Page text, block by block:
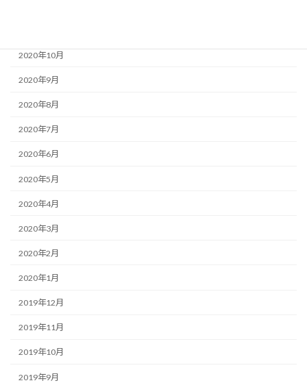
2020年10月
2020年9月
2020年8月
2020年7月
2020年6月
2020年5月
2020年4月
2020年3月
2020年2月
2020年1月
2019年12月
2019年11月
2019年10月
2019年9月